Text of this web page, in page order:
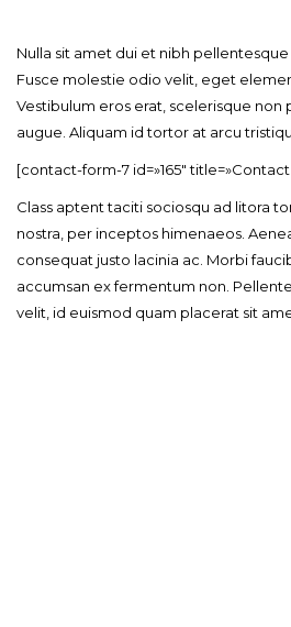
Nulla sit amet dui et nibh pellentesque
Fusce molestie odio velit, eget
Vestibulum eros erat, scelerisque non
augue. Aliquam id tortor at arcu
[contact-form-7 id=»165″ title=»Contact
Class aptent taciti sociosqu ad litora
nostra, per inceptos himenaeos.
consequat justo lacinia ac. Morbi
accumsan ex fermentum non.
velit, id euismod quam placerat sit